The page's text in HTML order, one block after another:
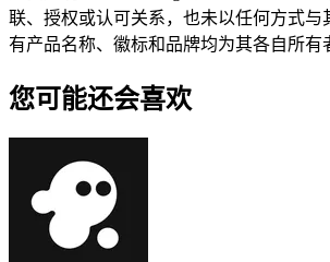
联、授权或认可关系，也未以任何方式与
有产品名称、徽标和品牌均为其各自所有
您可能还会喜欢